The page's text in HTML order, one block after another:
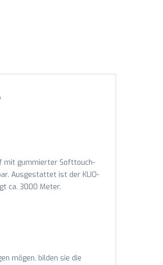
mit gummierter Softtouch-
Ausgestattet ist der KLIO-
ca. 3000 Meter.
mögen, bilden sie die